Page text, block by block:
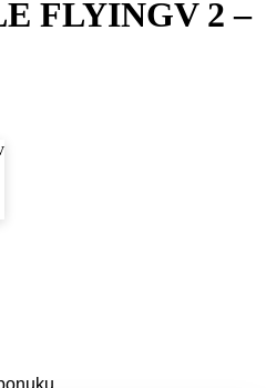
FLYINGV 2 –